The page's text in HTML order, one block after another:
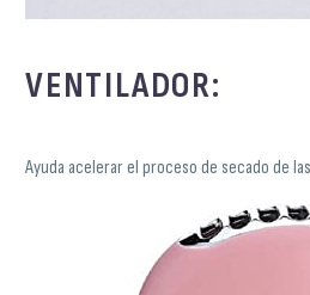
VENTILADOR:
Ayuda acelerar el proceso de secado de